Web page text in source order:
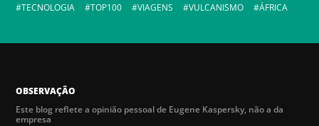
TECNOLOGIA
TOP100 VIAGENS VULCANISMO ÁFRICA
OBSERVAÇÃO
Este blog reflete a opinião pessoal de Eugene Kaspersky, não a da
empresa